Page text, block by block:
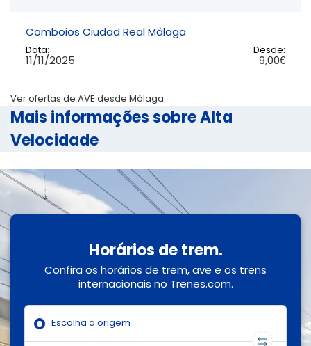
Comboios Ciudad Real Málaga
Data:
11/11/2025
Desde:
9,00€
Ver ofertas de AVE desde Málaga
Mais informações sobre Alta
Velocidade
Horários de trem.
Confira os horários de trem, ave e os trens
internacionais no Trenes.com.